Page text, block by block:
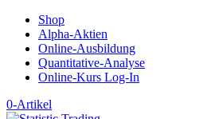
Shop
Alpha-Aktien
Online-Ausbildung
Quantitative-Analyse
Online-Kurs Log-In
0-Artikel